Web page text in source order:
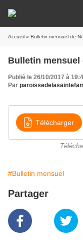
Accueil » Bulletin mensuel de
Bulletin mensuel
Publié le 26/10/2017 à
Par
Télécharger
#Bulletin mensuel
Partager